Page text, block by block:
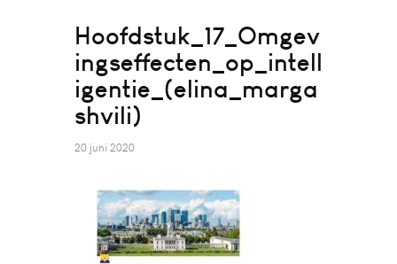
Hoofdstuk_17_Omgev
ingseffecten_op_intell
igentie_(elina_marga
shvili)
20 juni 2020